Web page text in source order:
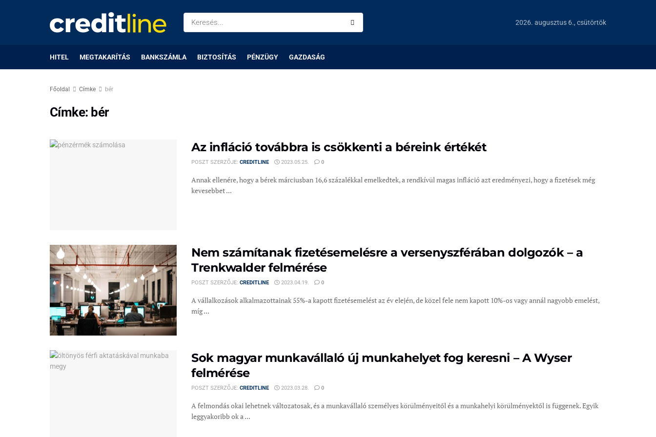
2026. augusztus 6., csütörtök
HITEL MEGTAKARÍTÁS BANKSZÁMLA BIZTOSÍTÁS PÉNZÜGY GAZDASÁG
Főoldal Címke bér
Címke: bér
Az infláció továbbra is csökkenti a béreink értékét
POSZT SZERZŐJE: CREDITLINE 2023.05.25. 0
Annak ellenére, hogy a bérek márciusban 16,6 százalékkal emelkedtek, a rendkívül magas infláció azt eredményezi, hogy a fizetések még
kevesebbet ...
Nem számítanak fizetésemelésre a versenyszférában dolgozók – a
Trenkwalder felmérése
POSZT SZERZŐJE: CREDITLINE 2023.04.19. 0
A vállalkozások alkalmazottainak 55%-a kapott fizetésemelést az év elején, de közel fele nem kapott 10%-os vagy annál nagyobb emelést,
míg ...
Sok magyar munkavállaló új munkahelyet fog keresni – A Wyser
felmérése
POSZT SZERZŐJE: CREDITLINE 2023.03.28. 0
A felmondás okai lehetnek változatosak, és a munkavállaló személyes körülményeitől és a munkahelyi körülményektől is függenek. Egyik
leggyakoribb ok a ...